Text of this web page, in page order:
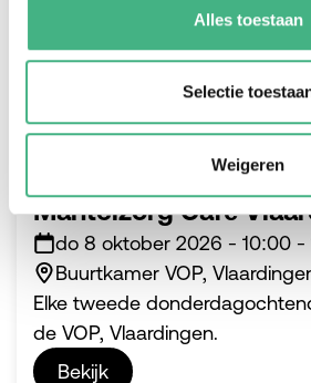
Alles toestaan
Selectie
Weigeren
Mantelzorg Café
do 8 oktober 2026 - 10:00 -
Buurtkamer VOP,
Elke tweede
de VOP, Vlaardingen.
Bekijk